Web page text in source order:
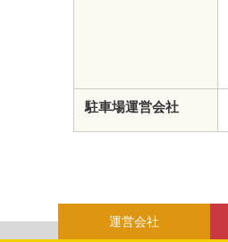
駐車場運営会社
運営会社